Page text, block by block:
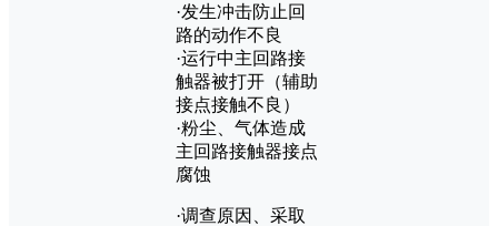
·发生冲击防止回
路的动作不良
·运行中主回路接
触器被打开（辅助
接点接触不良）
·粉尘、气体造成
主回路接触器接点
腐蚀
·调查原因、采取